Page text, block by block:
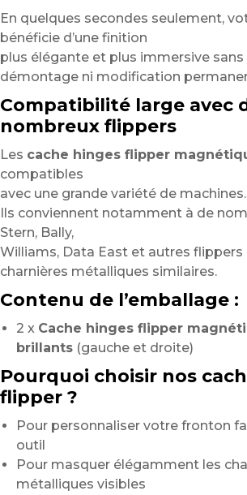
En quelques secondes seulement,
bénéficie d’une finition
plus élégante et plus immersive sans
démontage ni modification
Compatibilité large avec
nombreux flippers
Les cache hinges flipper
compatibles
avec une grande variété de machines.
Ils conviennent notamment à de
Stern, Bally,
Williams, Data East et autres
charnières métalliques similaires.
Contenu de l’emballage :
2 x Cache hinges flipper
brillants (gauche et droite)
Pourquoi choisir nos
flipper ?
Pour personnaliser votre fronton
outil
Pour masquer élégamment les
métalliques visibles